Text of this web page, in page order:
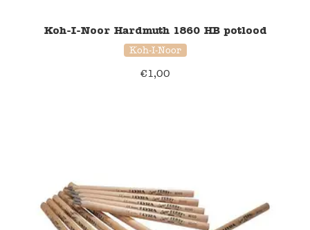
Koh-I-Noor Hardmuth 1860 HB potlood
Koh-I-Noor
€1,00